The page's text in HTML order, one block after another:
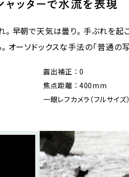
ャッターで水流を表現
早朝で天気は曇り。手ぶれを起こ
オーソドックスな手法の「普通の写
露出補正 ： 0
焦点距離 ： 400mm
一眼レフカメラ（フルサイズ）